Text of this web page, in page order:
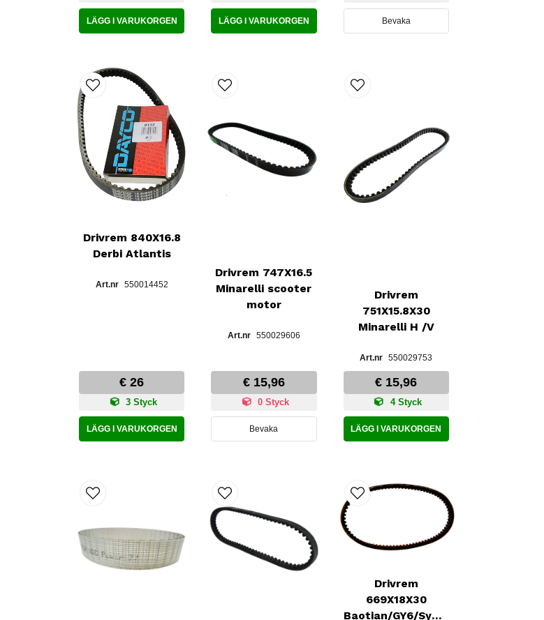
LÄGG I VARUKORGEN LÄGG I VARUKORGEN Bevaka
Drivrem 840X16.8
Derbi Atlantis
550014452
€ 26
3 Styck
LÄGG I VARUKORGEN
Drivrem 747X16.5
Minarelli scooter
motor
550029606
€ 15,96
0 Styck
Bevaka
Drivrem
751X15.8X30
Minarelli H /V
550029753
€ 15,96
4 Styck
LÄGG I VARUKORGEN
Drivrem
669X18X30
Baotian/GY6/Sym10